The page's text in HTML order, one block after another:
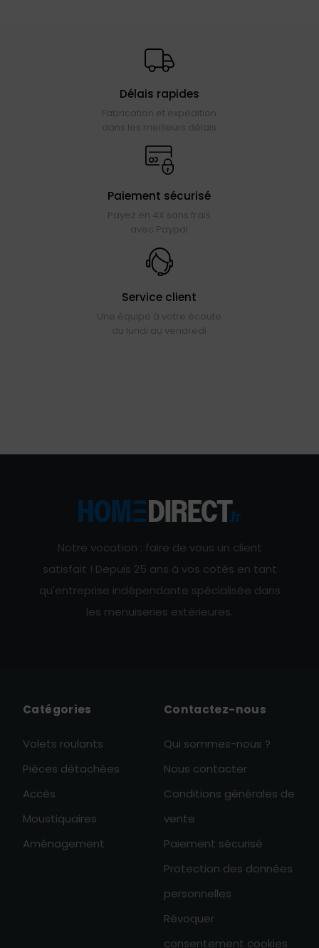
Délais rapides
Fabrication et expédition
dans les meilleurs délais
Paiement sécurisé
Payez en 4X sans frais
avec Paypal
Service client
Une équipe à votre écoute
du lundi au vendredi
Notre vocation : faire de vous un client
satisfait ! Depuis 25 ans à vos cotés en tant
qu'entreprise indépendante spécialisée dans
les menuiseries extérieures.
Catégories
Volets roulants
Pièces détachées
Accès
Moustiquaires
Aménagement
Contactez-nous
Qui sommes-nous ?
Nous contacter
Conditions générales de
vente
Paiement sécurisé
Protection des données
personnelles
Révoquer
consentement cookies